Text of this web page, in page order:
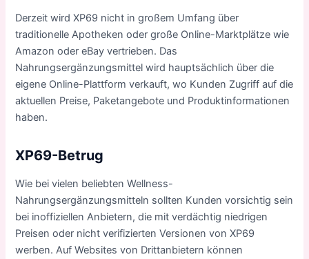
Derzeit wird XP69 nicht in großem Umfang über
traditionelle Apotheken oder große Online-Marktplätze wie
Amazon oder eBay vertrieben. Das
Nahrungsergänzungsmittel wird hauptsächlich über die
eigene Online-Plattform verkauft, wo Kunden Zugriff auf die
aktuellen Preise, Paketangebote und Produktinformationen
haben.
XP69-Betrug
Wie bei vielen beliebten Wellness-
Nahrungsergänzungsmitteln sollten Kunden vorsichtig sein
bei inoffiziellen Anbietern, die mit verdächtig niedrigen
Preisen oder nicht verifizierten Versionen von XP69
werben. Auf Websites von Drittanbietern können